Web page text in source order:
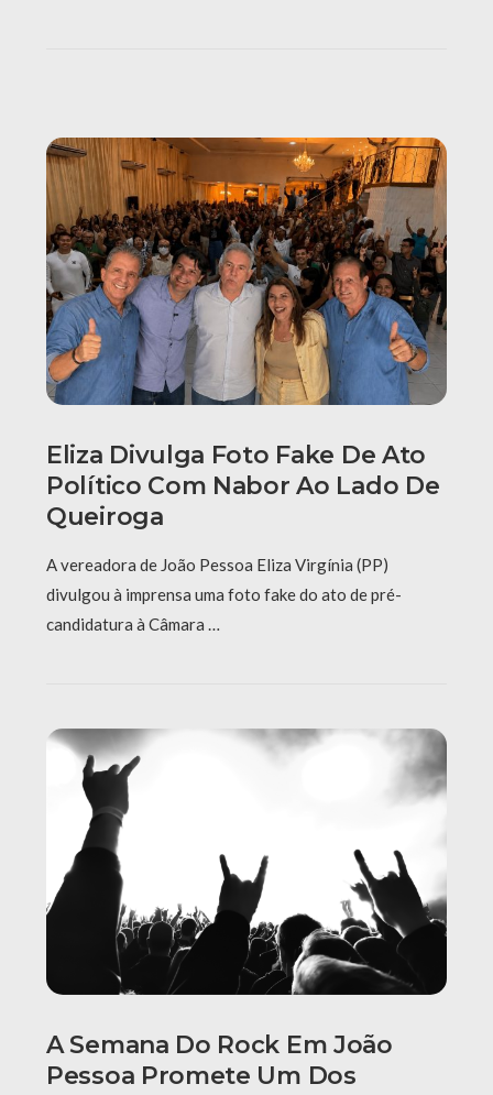
Eliza Divulga Foto Fake De Ato
Político Com Nabor Ao Lado De
Queiroga
A vereadora de João Pessoa Eliza Virgínia (PP)
divulgou à imprensa uma foto fake do ato de pré-
candidatura à Câmara …
A Semana Do Rock Em João
Pessoa Promete Um Dos